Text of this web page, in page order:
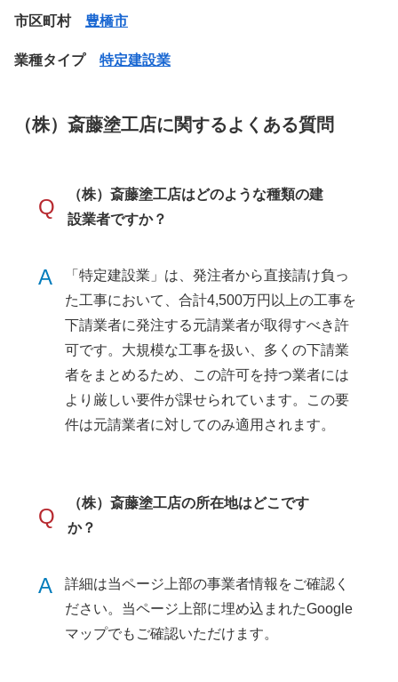
市区町村 豊橋市
業種タイプ 特定建設業
（株）斎藤塗工店に関するよくある質問
Q
（株）斎藤塗工店はどのような種類の建
設業者ですか？
A
「特定建設業」は、発注者から直接請け負っ
た工事において、合計4,500万円以上の工事を
下請業者に発注する元請業者が取得すべき許
可です。大規模な工事を扱い、多くの下請業
者をまとめるため、この許可を持つ業者には
より厳しい要件が課せられています。この要
件は元請業者に対してのみ適用されます。
Q
（株）斎藤塗工店の所在地はどこです
か？
A
詳細は当ページ上部の事業者情報をご確認く
ださい。当ページ上部に埋め込まれたGoogle
マップでもご確認いただけます。